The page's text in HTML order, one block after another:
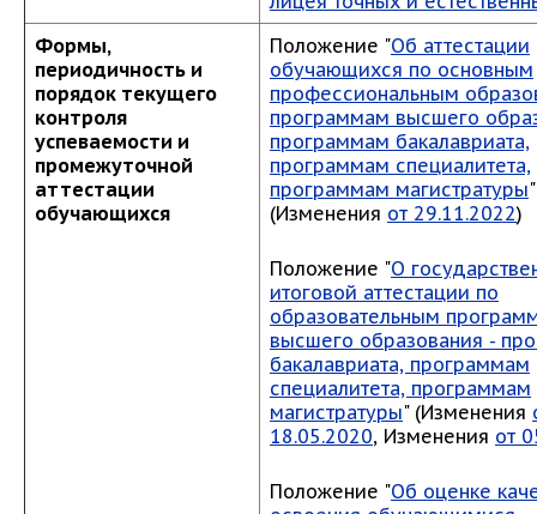
Формы,
периодичность и
порядок текущего
контроля
успеваемости и
промежуточной
аттестации
обучающихся
Положение "Об аттестации
обучающихся по основным
профессиональным
программам высшего
программам бакалавриата,
программам специалитета,
программам магистратуры"
(Изменения от 29.11.2022)
Положение "О
итоговой аттестации по
образовательным
высшего образования -
бакалавриата, программам
специалитета, программам
магистратуры" (Изменения
18.05.2020, Изменения от
Положение "Об оценке